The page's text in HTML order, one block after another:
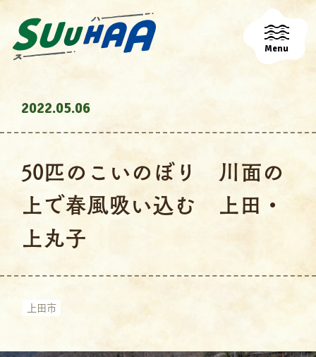
Menu
2022.05.06
50匹のこいのぼり 川面の
上で春風吸い込む 上田・
上丸子
上田市